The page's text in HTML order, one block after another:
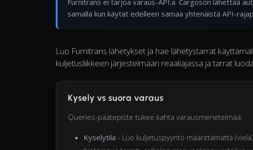
Furnitrans ei tarjoa varaus-API:a. Cargoson lähettää
samalla kun käytät edelleen samaa yhtenäistä API-
Luo Furnitrans lähetykset ja hae lähetystarrat
kuljetusliikkeen järjestelmään reaaliajassa ja tarrat
Kysely vs suora varaus
Queries-päätepiste tukee kahta varausmenetelmää:
Kyselytila - Luo kuljetuspyyntö määrittämättä